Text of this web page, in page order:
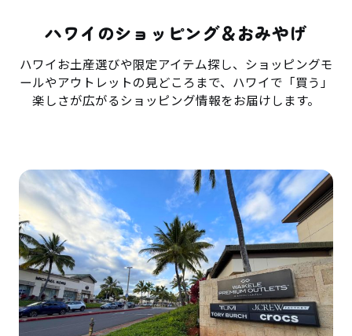
ハワイのショッピング＆おみやげ
ハワイお土産選びや限定アイテム探し、ショッピングモ
ールやアウトレットの見どころまで、ハワイで「買う」
楽しさが広がるショッピング情報をお届けします。